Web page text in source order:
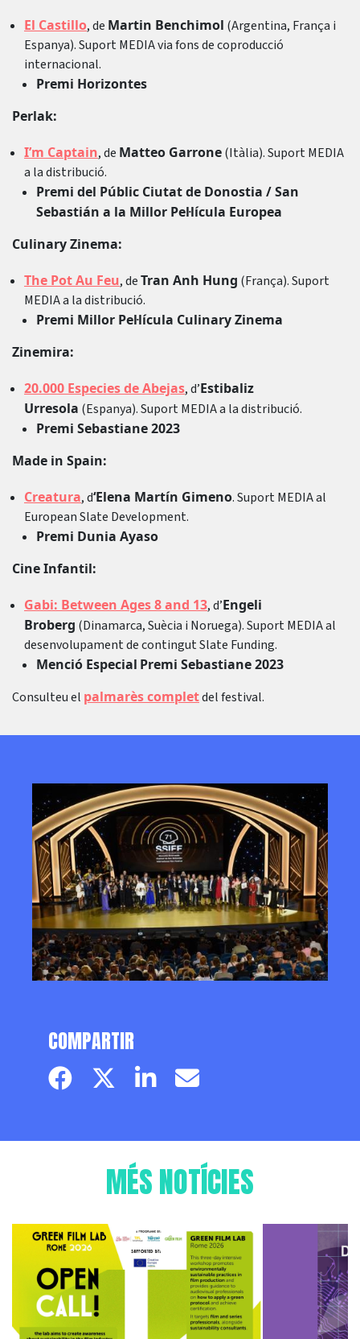
El Castillo, de Martin Benchimol (Argentina, França i
Espanya). Suport MEDIA via fons de coproducció
internacional.
Premi Horizontes
Perlak:
I’m Captain, de Matteo Garrone(Itàlia). Suport MEDIA
a la distribució.
Premi del Públic Ciutat de Donostia / San
Sebastián a la Millor Pel·lícula Europea
Culinary Zinema:
The Pot Au Feu, deTran Anh Hung (França). Suport
MEDIA a la distribució.
Premi Millor Pel·lícula Culinary Zinema
Zinemira:
20.000 Especies de Abejas, d’Estibaliz
Urresola (Espanya). Suport MEDIA a la distribució.
Premi Sebastiane 2023
Made in Spain:
Creatura, d‘Elena Martín Gimeno. Suport MEDIA al
European Slate Development.
Premi Dunia Ayaso
Cine Infantil:
Gabi: Between Ages 8 and 13, d’Engeli
Broberg (Dinamarca, Suècia i Noruega). Suport MEDIA al
desenvolupament de contingut Slate Funding.
Menció Especial Premi Sebastiane 2023
Consulteu el palmarès completdel festival.
COMPARTIR
Facebook pageTwitter page
LinkedinEmail
MÉS NOTÍCIES